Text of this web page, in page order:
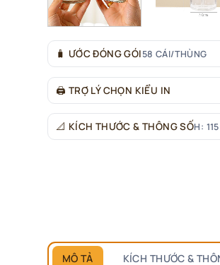
🧳 ƯỚC ĐÓNG GÓI58 CÁI/THÙNG
🖨 TRỢ LÝ CHỌN KIỂU IN
📐 KÍCH THƯỚC & THÔNG SỐH:
MÔ TẢ KÍCH THƯỚC &